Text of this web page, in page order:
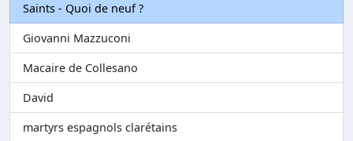
Saints - Quoi de neuf ?
Giovanni Mazzuconi
Macaire de Collesano
David
martyrs espagnols clarétains